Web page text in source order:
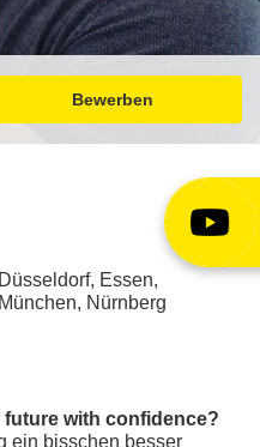
Bewerben
Essen,
Nürnberg
with confidence?
ein bisschen besser